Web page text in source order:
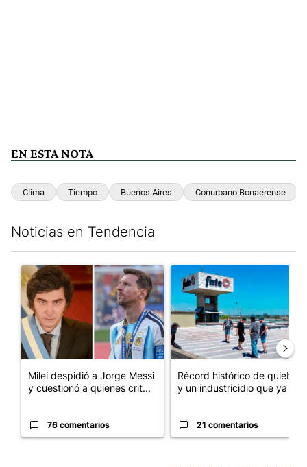
EN ESTA NOTA
Clima Tiempo Buenos Aires Conurbano Bonaerense
Noticias en Tendencia
Un artículo de tendencia con el título "Milei despidió a Jorge
Milei despidió a Jorge Messi
y cuestionó a quienes crit...
76 comentarios
Un artículo de tendencia
Récord histórico de quiebras
y un industricidio que ya ...
21 comentarios